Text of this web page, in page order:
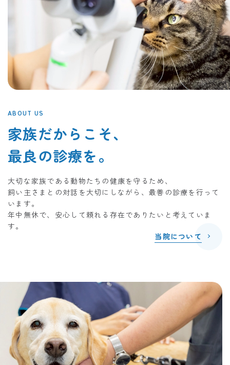
家族だからこそ、
最良の診療を。
ABOUT US
大切な家族である動物たちの健康を守るため、
飼い主さまとの対話を大切にしながら、最善の診療を行って
います。
年中無休で、安心して頼れる存在でありたいと考えていま
す。
当院について